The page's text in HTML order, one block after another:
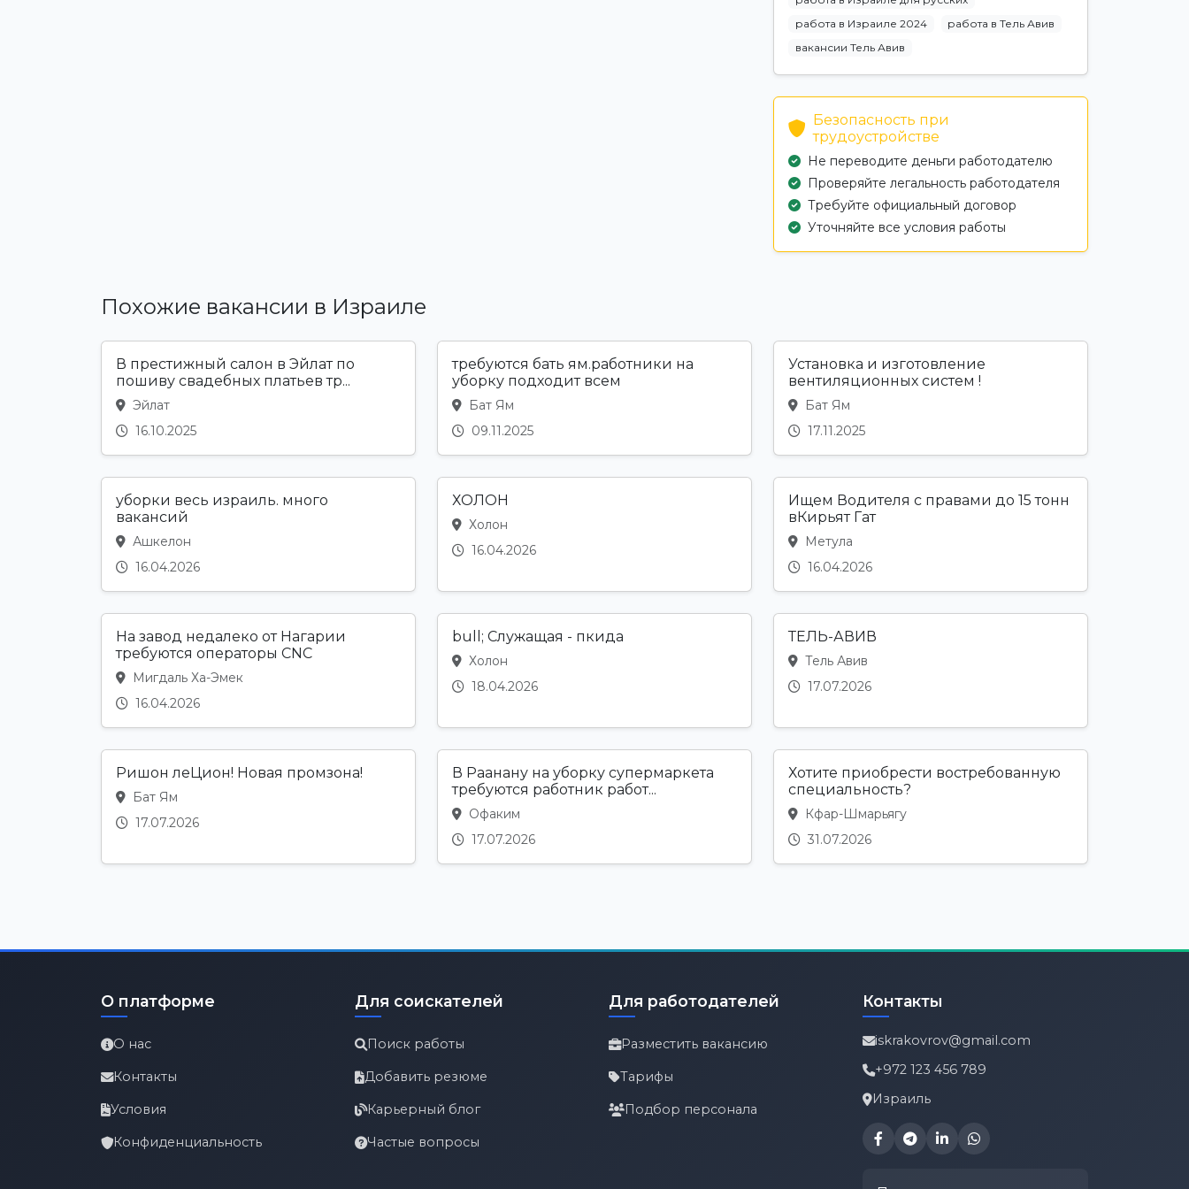
работа в Израиле 2024
работа в Тель Авив
вакансии Тель Авив
Безопасность при
трудоустройстве
Не переводите деньги работодателю
Проверяйте легальность работодателя
Требуйте официальный договор
Уточняйте все условия работы
Похожие вакансии в Израиле
В престижный салон в Эйлат по
пошиву свадебных платьев тр...
Эйлат
16.10.2025
требуются бать ям.работники на
уборку подходит всем
Бат Ям
09.11.2025
Установка и изготовление
вентиляционных систем !
Бат Ям
17.11.2025
уборки весь израиль. много
вакансий
Ашкелон
16.04.2026
ХОЛОН
Холон
16.04.2026
Ищем Водителя с правами до 15 тонн
вКирьят Гат
Метула
16.04.2026
На завод недалеко от Нагарии
требуются операторы CNC
Мигдаль Ха-Эмек
16.04.2026
bull; Служащая - пкида
Холон
18.04.2026
ТЕЛЬ-АВИВ
Тель Авив
17.07.2026
Ришон леЦион! Новая промзона!
Бат Ям
17.07.2026
В Раанану на уборку супермаркета
требуются работник работ...
Офаким
17.07.2026
Хотите приобрести востребованную
специальность?
Кфар-Шмарьягу
31.07.2026
О платформе
О нас
Контакты
Условия
Конфиденциальность
Для соискателей
Поиск работы
Добавить резюме
Карьерный блог
Частые вопросы
Для работодателей
Разместить вакансию
Тарифы
Подбор персонала
Контакты
iskrakovrov@gmail.com
+972 123 456 789
Израиль